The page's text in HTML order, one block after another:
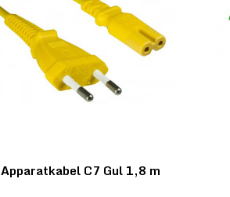
Apparatkabel C7 Gul 1,8 m